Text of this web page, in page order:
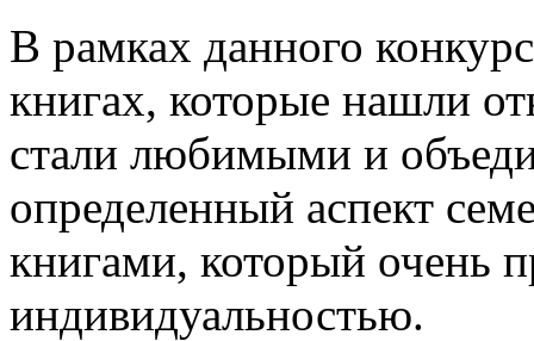
В рамках данного
книгах, которые нашли
стали любимыми и
определенный аспект
книгами, который очень
индивидуальностью.